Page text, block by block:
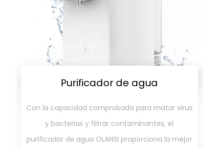
Con la capacidad comprobada para matar virus
y bacterias y filtrar contaminantes, el
purificador de agua OLANSI proporciona la mejor
fuente de agua a su hogar.